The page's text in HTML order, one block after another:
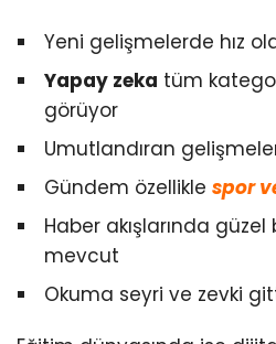
Yeni gelişmelerde hız
Yapay zeka tüm
görüyor
Umutlandıran
Gündem özellikle spor
Haber akışlarında güzel
mevcut
Okuma seyri ve zevki